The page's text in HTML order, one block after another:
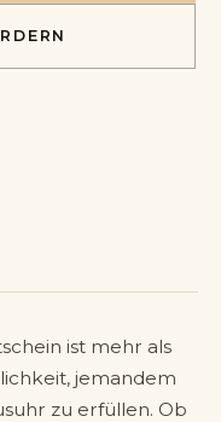
ist mehr als
jemandem
zu erfüllen. Ob